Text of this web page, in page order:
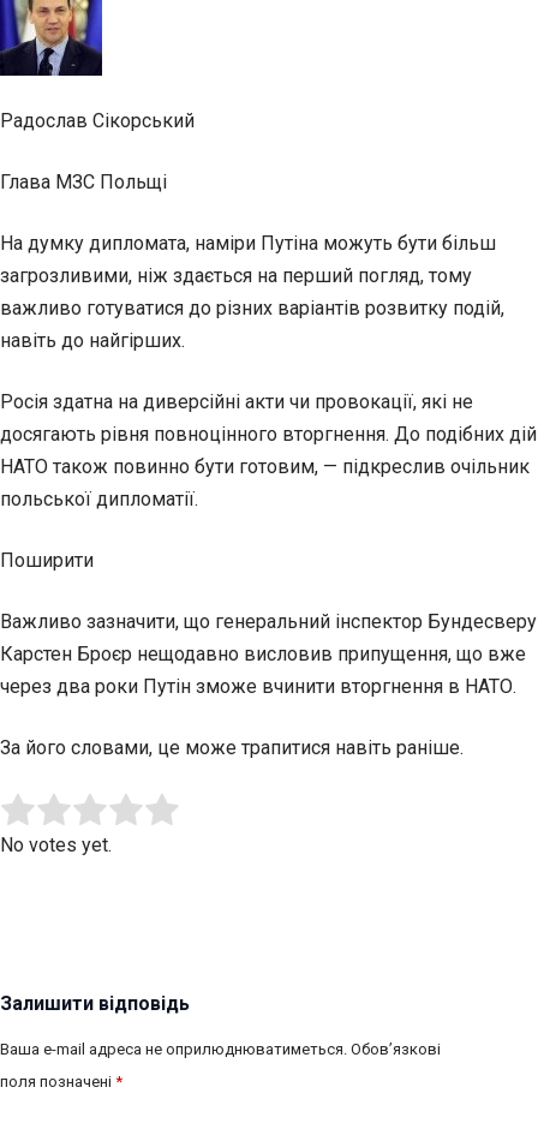
Радослав Сікорський
Глава МЗС Польщі
На думку дипломата, наміри Путіна можуть бути більш
загрозливими, ніж здається на перший погляд, тому
важливо готуватися до різних варіантів розвитку подій,
навіть до найгірших.
Росія здатна на диверсійні акти чи провокації, які не
досягають рівня повноцінного вторгнення. До подібних дій
НАТО також повинно бути готовим, — підкреслив очільник
польської дипломатії.
Поширити
Важливо зазначити, що генеральний інспектор Бундесверу
Карстен Броєр нещодавно висловив припущення, що вже
через два роки Путін зможе вчинити вторгнення в НАТО.
За його словами, це може трапитися навіть раніше.
Rate this item:
No votes yet.
Залишити відповідь
Ваша e-mail адреса не оприлюднюватиметься. Обов’язкові
поля позначені *